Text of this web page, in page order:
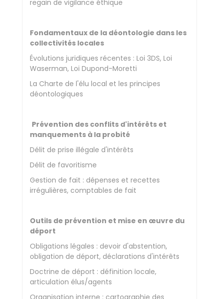
regain de vigilance éthique
Fondamentaux de la déontologie dans les
collectivités locales
Évolutions juridiques récentes : Loi 3DS, Loi
Waserman, Loi Dupond-Moretti
La Charte de l'élu local et les principes
déontologiques
Prévention des conflits d'intérêts et
manquements à la probité
Délit de prise illégale d'intérêts
Délit de favoritisme
Gestion de fait : dépenses et recettes
irrégulières, comptables de fait
Outils de prévention et mise en œuvre du
déport
Obligations légales : devoir d'abstention,
obligation de déport, déclarations d'intérêts
Doctrine de déport : définition locale,
articulation élus/agents
Organisation interne : cartographie des